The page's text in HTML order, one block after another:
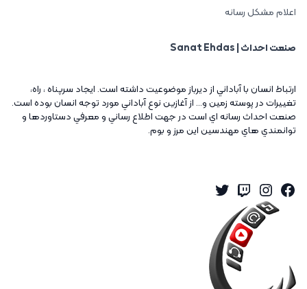
اعلام مشکل رسانه
صنعت احداث | Sanat Ehdas
ارتباط انسان با آباداني از ديرباز موضوعيت داشته است. ايجاد سرپناه ، راه،
تغييرات در پوسته زمين و... از آغازين نوع آباداني مورد توجه انسان بوده است.
صنعت احداث رسانه اي است در جهت اطلاع رساني و معرفي دستاوردها و
توانمندي هاي مهندسين اين مرز و بوم.
Facebook
Instagram
Twitch
Twitter